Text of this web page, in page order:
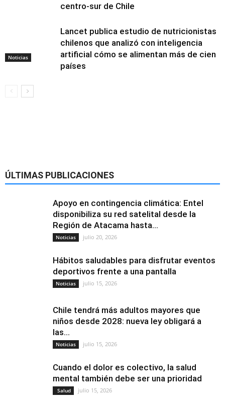
Noticias
centro-sur de Chile
Lancet publica estudio de nutricionistas
chilenos que analizó con inteligencia
artificial cómo se alimentan más de cien
países
ÚLTIMAS PUBLICACIONES
Apoyo en contingencia climática: Entel
disponibiliza su red satelital desde la
Región de Atacama hasta...
Noticias julio 20, 2026
Hábitos saludables para disfrutar eventos
deportivos frente a una pantalla
Noticias julio 15, 2026
Chile tendrá más adultos mayores que
niños desde 2028: nueva ley obligará a
las...
Noticias julio 15, 2026
Cuando el dolor es colectivo, la salud
mental también debe ser una prioridad
Salud julio 15, 2026